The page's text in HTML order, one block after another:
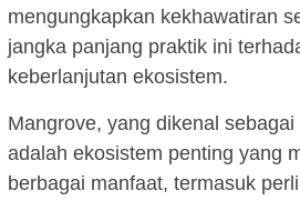
mengungkapkan kekhawatiran
jangka panjang praktik ini
keberlanjutan ekosistem.
Mangrove, yang dikenal sebagai
adalah ekosistem penting yang
berbagai manfaat, termasuk